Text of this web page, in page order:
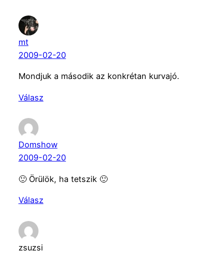
mt
2009-02-20
Mondjuk a második az konkrétan kurvajó.
Válasz
Domshow
2009-02-20
🙂 Örülök, ha tetszik 🙂
Válasz
zsuzsi